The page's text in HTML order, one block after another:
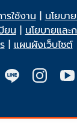
รใช้งาน|นโยบา
ยน|นโยบายและ
|แผนผังเว็บไซต์